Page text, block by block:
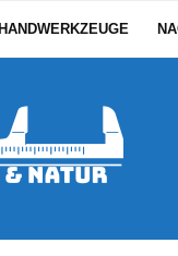
HANDWERKZEUGE